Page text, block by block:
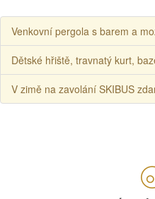
Venkovní pergola s barem a
Dětské hřiště, travnatý kurt,
V zimě na zavolání SKIBUS